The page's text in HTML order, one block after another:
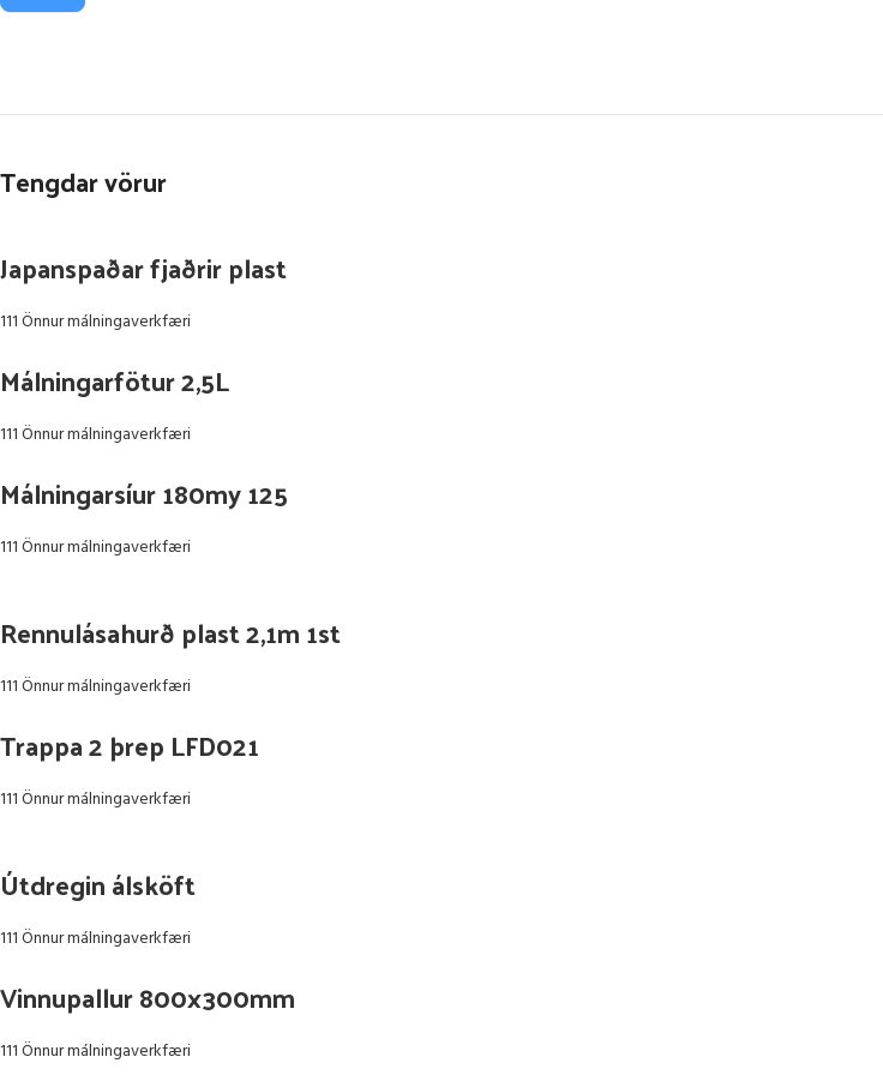
Tengdar vörur
Japanspaðar fjaðrir plast
111 Önnur málningaverkfæri
Málningarfötur 2,5L
111 Önnur málningaverkfæri
Málningarsíur 180my 125
111 Önnur málningaverkfæri
Rennulásahurð plast 2,1m 1st
111 Önnur málningaverkfæri
Trappa 2 þrep LFD021
111 Önnur málningaverkfæri
Útdregin álsköft
111 Önnur málningaverkfæri
Vinnupallur 800x300mm
111 Önnur málningaverkfæri